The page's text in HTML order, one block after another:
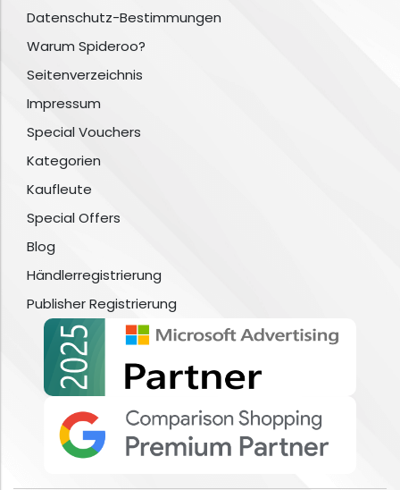
Datenschutz-Bestimmungen
Warum Spideroo?
Seitenverzeichnis
Impressum
Special Vouchers
Kategorien
Kaufleute
Special Offers
Blog
Händlerregistrierung
Publisher Registrierung